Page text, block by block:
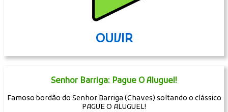
OUVIR
Senhor Barriga: Pague O Aluguel!
Famoso bordão do Senhor Barriga (Chaves) soltando o clássico
PAGUE O ALUGUEL!